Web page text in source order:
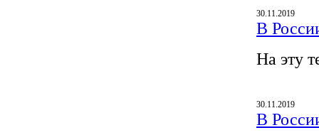
30.11.2019
В
На эту
30.11.2019
В